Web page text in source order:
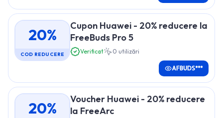
20%
COD REDUCERE
Cupon Huawei - 20% reducere la
FreeBuds Pro 5
Verificat 0 utilizări
AFBUDS***
20%
Voucher Huawei - 20% reducere
la FreeArc